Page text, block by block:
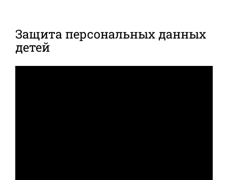
Защита персональных данных
детей